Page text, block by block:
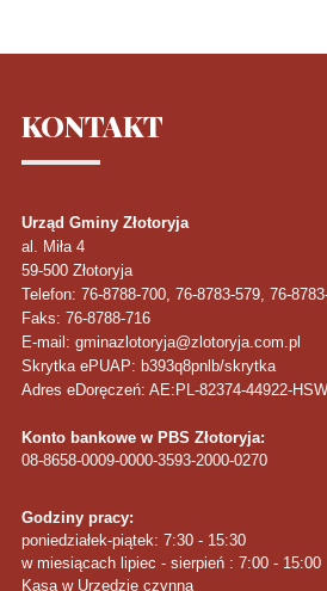
KONTAKT
Urząd Gminy Złotoryja
al. Miła 4
59-500 Złotoryja
Telefon: 76-8788-700, 76-8783-579, 76-
Faks: 76-8788-716
E-mail: gminazlotoryja@zlotoryja.com.pl
Skrytka ePUAP: b393q8pnlb/skrytka
Adres eDoręczeń: AE:PL-82374-44922-
Konto bankowe w PBS Złotoryja:
08-8658-0009-0000-3593-2000-0270
Godziny pracy:
poniedziałek-piątek: 7:30 - 15:30
w miesiącach lipiec - sierpień : 7:00 - 15:00
Kasa w Urzędzie czynna